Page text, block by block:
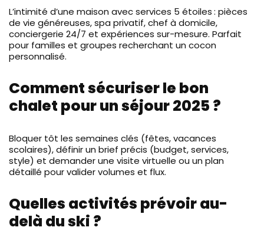
L’intimité d’une maison avec services 5 étoiles : pièces
de vie généreuses, spa privatif, chef à domicile,
conciergerie 24/7 et expériences sur-mesure. Parfait
pour familles et groupes recherchant un cocon
personnalisé.
Comment sécuriser le bon
chalet pour un séjour 2025 ?
Bloquer tôt les semaines clés (fêtes, vacances
scolaires), définir un brief précis (budget, services,
style) et demander une visite virtuelle ou un plan
détaillé pour valider volumes et flux.
Quelles activités prévoir au-
delà du ski ?